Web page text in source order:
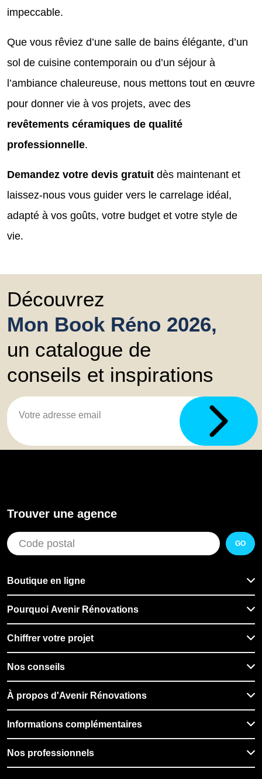
impeccable.
Que vous rêviez d’une salle de bains élégante, d’un
sol de cuisine contemporain ou d’un séjour à
l’ambiance chaleureuse, nous mettons tout en œuvre
pour donner vie à vos projets, avec des
revêtements céramiques de qualité
professionnelle.
Demandez votre devis gratuit dès maintenant et
laissez-nous vous guider vers le carrelage idéal,
adapté à vos goûts, votre budget et votre style de
vie.
Découvrez
Mon Book Réno 2026,
un catalogue de
conseils et inspirations
Trouver une agence
GO
Boutique en ligne
Pourquoi Avenir Rénovations
Chiffrer votre projet
Nos conseils
À propos d'Avenir Rénovations
Informations complémentaires
Nos professionnels